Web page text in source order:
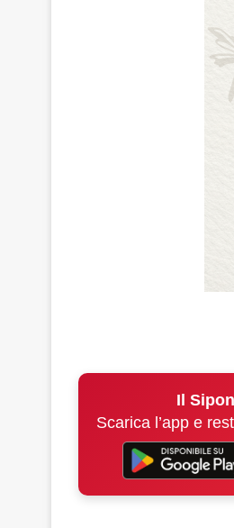
Il
Scarica l’app e